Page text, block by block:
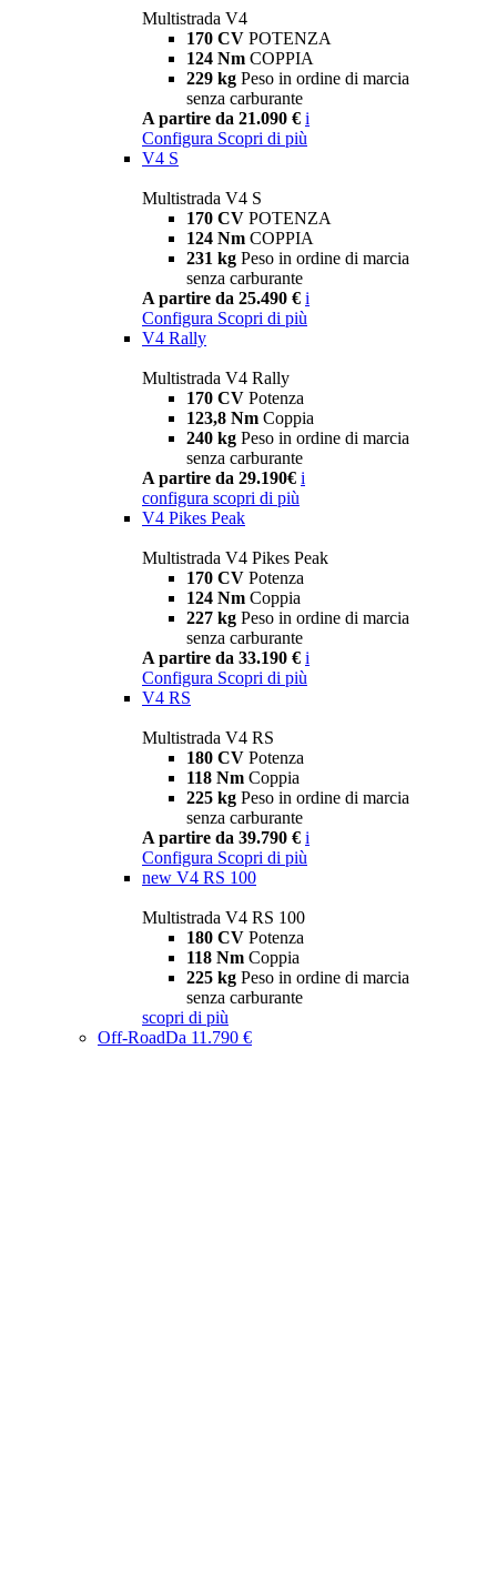
Multistrada V4
170 CV POTENZA
124 Nm COPPIA
229 kg Peso in ordine di marcia
senza carburante
A partire da 21.090 € i
Configura Scopri di più
V4 S
Multistrada V4 S
170 CV POTENZA
124 Nm COPPIA
231 kg Peso in ordine di marcia
senza carburante
A partire da 25.490 € i
Configura Scopri di più
V4 Rally
Multistrada V4 Rally
170 CV Potenza
123,8 Nm Coppia
240 kg Peso in ordine di marcia
senza carburante
A partire da 29.190€ i
configura scopri di più
V4 Pikes Peak
Multistrada V4 Pikes Peak
170 CV Potenza
124 Nm Coppia
227 kg Peso in ordine di marcia
senza carburante
A partire da 33.190 € i
Configura Scopri di più
V4 RS
Multistrada V4 RS
180 CV Potenza
118 Nm Coppia
225 kg Peso in ordine di marcia
senza carburante
A partire da 39.790 € i
Configura Scopri di più
new V4 RS 100
Multistrada V4 RS 100
180 CV Potenza
118 Nm Coppia
225 kg Peso in ordine di marcia
senza carburante
scopri di più
Off-RoadDa 11.790 €